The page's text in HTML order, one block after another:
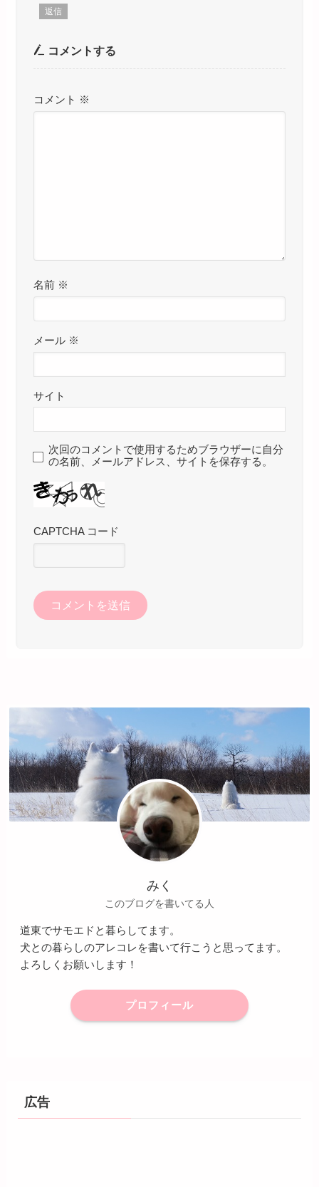
返信
コメントする
コメント ※
名前 ※
メール ※
サイト
次回のコメントで使用するためブラウザーに自分
の名前、メールアドレス、サイトを保存する。
CAPTCHA コード
みく
このブログを書いてる人
道東でサモエドと暮らしてます。
犬との暮らしのアレコレを書いて行こうと思ってます。
よろしくお願いします！
プロフィール
広告